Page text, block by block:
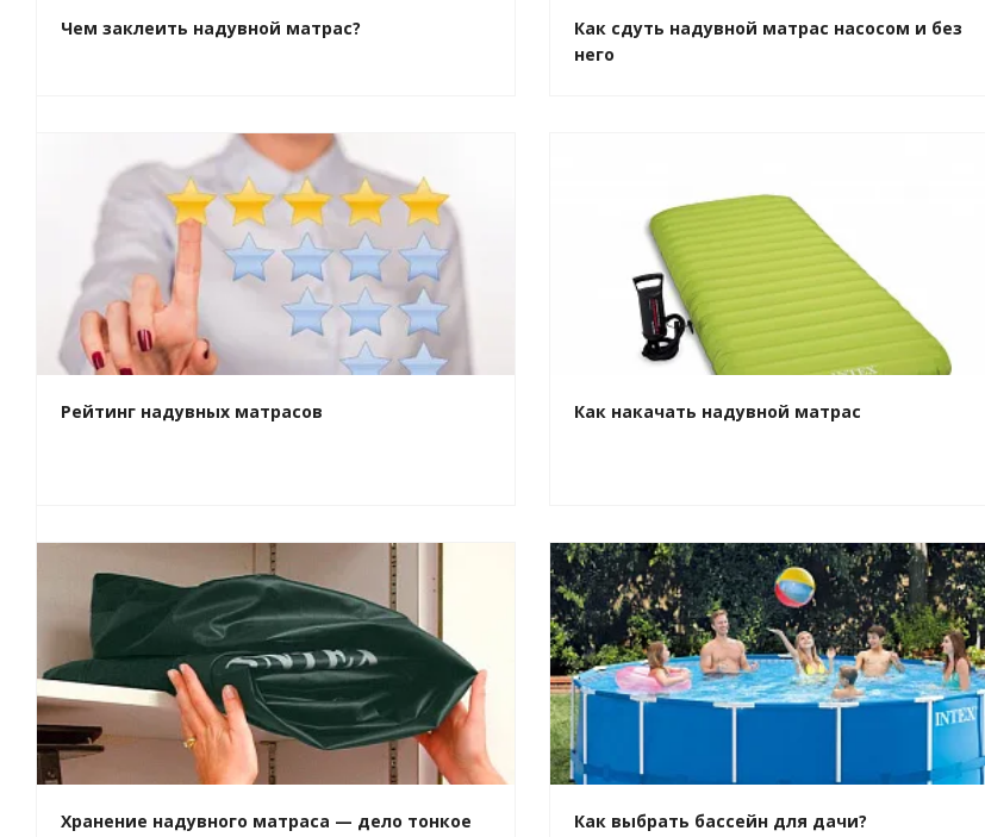
Чем заклеить надувной матрас?
Как сдуть надувной матрас насосом и без
него
Рейтинг надувных матрасов Как накачать надувной матрас
Хранение надувного матраса — дело тонкое Как выбрать бассейн для дачи?